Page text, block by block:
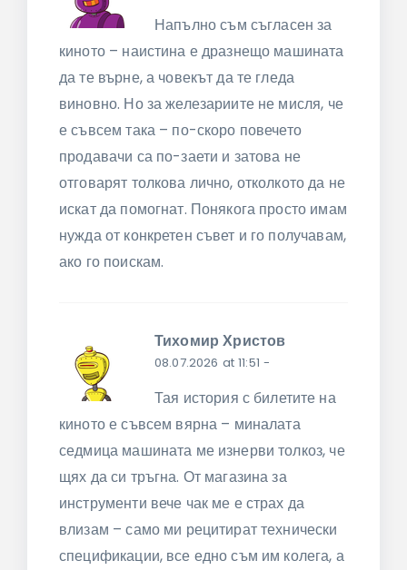
Напълно съм съгласен за
киното – наистина е дразнещо машината
да те върне, а човекът да те гледа
виновно. Но за железариите не мисля, че
е съвсем така – по-скоро повечето
продавачи са по-заети и затова не
отговарят толкова лично, отколкото да не
искат да помогнат. Понякога просто имам
нужда от конкретен съвет и го получавам,
ако го поискам.
Тихомир Христов
08.07.2026 at 11:51-
Тая история с билетите на
киното е съвсем вярна – миналата
седмица машината ме изнерви толкоз, че
щях да си тръгна. От магазина за
инструменти вече чак ме е страх да
влизам – само ми рецитират технически
спецификации, все едно съм им колега, а